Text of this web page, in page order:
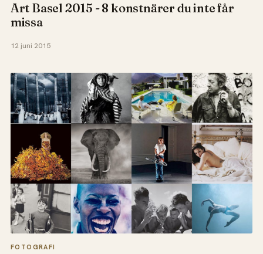
Art Basel 2015 - 8 konstnärer du inte får
missa
12 juni 2015
FOTOGRAFI